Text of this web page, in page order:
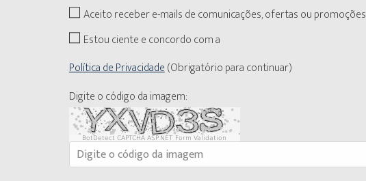
Aceito receber e-mails de comunicações, ofertas ou promoções
Estou ciente e concordo com a
Política de Privacidade(Obrigatório para continuar)
Digite o código da imagem:
BotDetect CAPTCHA ASP.NET Form Validation